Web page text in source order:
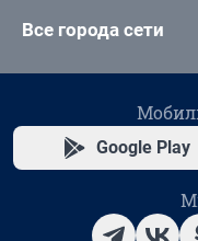
Все города сети
Google Play